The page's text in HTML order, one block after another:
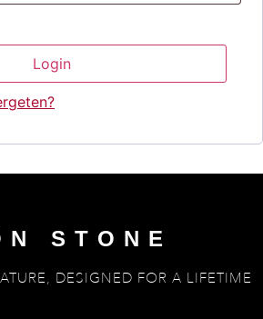
Login
STONE
DESIGNED FOR A LIFETIME